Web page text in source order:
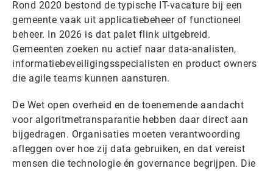
Rond 2020 bestond de typische IT-vacature bij een
gemeente vaak uit applicatiebeheer of functioneel
beheer. In 2026 is dat palet flink uitgebreid.
Gemeenten zoeken nu actief naar data-analisten,
informatiebeveiligingsspecialisten en product owners
die agile teams kunnen aansturen.
De Wet open overheid en de toenemende aandacht
voor algoritmetransparantie hebben daar direct aan
bijgedragen. Organisaties moeten verantwoording
afleggen over hoe zij data gebruiken, en dat vereist
mensen die technologie én governance begrijpen. Die